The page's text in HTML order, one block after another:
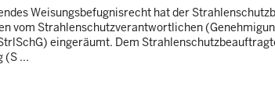
Weisungsbefugnisrecht hat der
vom Strahlenschutzverantwortlichen
eingeräumt. Dem
(S ...